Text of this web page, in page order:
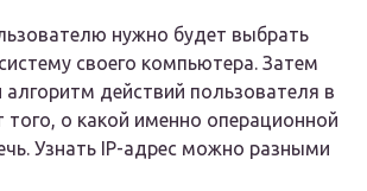
нужно будет выбрать
своего компьютера. Затем
алгоритм действий пользователя в
того, о какой именно операционной
Узнать IP-адрес можно разными